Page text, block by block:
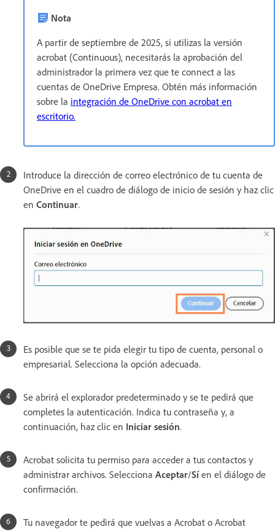
Nota
A partir de septiembre de 2025, si utilizas la versión
acrobat (Continuous), necesitarás la aprobación del
administrador la primera vez que te connect a las
cuentas de OneDrive Empresa. Obtén más información
sobre la integración de OneDrive con acrobat en
escritorio.
Introduce la dirección de correo electrónico de tu cuenta de
OneDrive en el cuadro de diálogo de inicio de sesión y haz clic
en Continuar.
Es posible que se te pida elegir tu tipo de cuenta, personal o
empresarial. Selecciona la opción adecuada.
Se abrirá el explorador predeterminado y se te pedirá que
completes la autenticación. Indica tu contraseña y, a
continuación, haz clic en Iniciar sesión.
Acrobat solicita tu permiso para acceder a tus contactos y
administrar archivos. Selecciona Aceptar/Sí en el diálogo de
confirmación.
Tu navegador te pedirá que vuelvas a Acrobat o Acrobat